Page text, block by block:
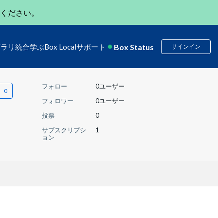
ださい。
リ 統合学ぶBox Localサポート Box Status サインイン
フォロー
0ユーザー
フォロワー
0ユーザー
投票
0
サブスクリプシ
ョン
1